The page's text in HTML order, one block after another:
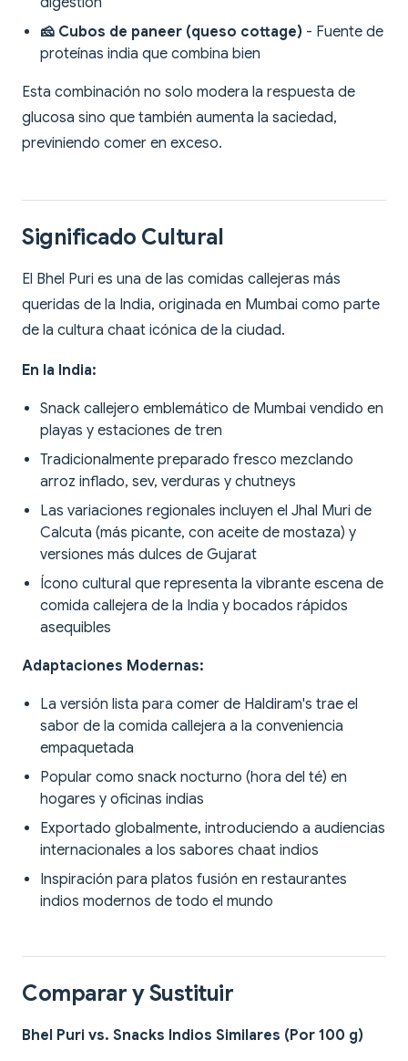
🧀 Cubos de paneer (queso cottage) - Fuente de
proteínas india que combina bien
Esta combinación no solo modera la respuesta de
glucosa sino que también aumenta la saciedad,
previniendo comer en exceso.
Significado Cultural
El Bhel Puri es una de las comidas callejeras más
queridas de la India, originada en Mumbai como parte
de la cultura chaat icónica de la ciudad.
En la India:
Snack callejero emblemático de Mumbai vendido en
playas y estaciones de tren
Tradicionalmente preparado fresco mezclando
arroz inflado, sev, verduras y chutneys
Las variaciones regionales incluyen el Jhal Muri de
Calcuta (más picante, con aceite de mostaza) y
versiones más dulces de Gujarat
Ícono cultural que representa la vibrante escena de
comida callejera de la India y bocados rápidos
asequibles
Adaptaciones Modernas:
La versión lista para comer de Haldiram's trae el
sabor de la comida callejera a la conveniencia
empaquetada
Popular como snack nocturno (hora del té) en
hogares y oficinas indias
Exportado globalmente, introduciendo a audiencias
internacionales a los sabores chaat indios
Inspiración para platos fusión en restaurantes
indios modernos de todo el mundo
Comparar y Sustituir
Bhel Puri vs. Snacks Indios Similares (Por 100 g)